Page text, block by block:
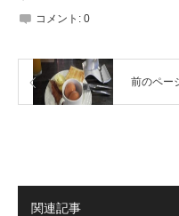
コメント: 0
前のペー
関連記事